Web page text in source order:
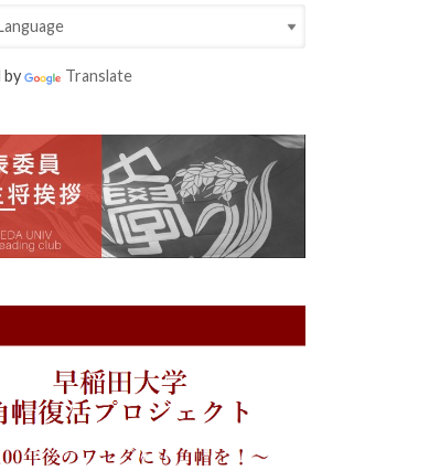
by Translate